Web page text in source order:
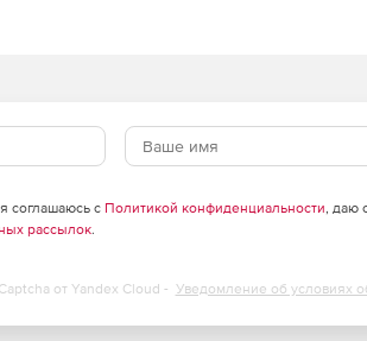
копирование,
множестве серверов и
серверов с помощью понятной
соглашаюсь с Политикой конфиденциальности, даю
рассылок.
от Yandex Cloud - Уведомление об условиях